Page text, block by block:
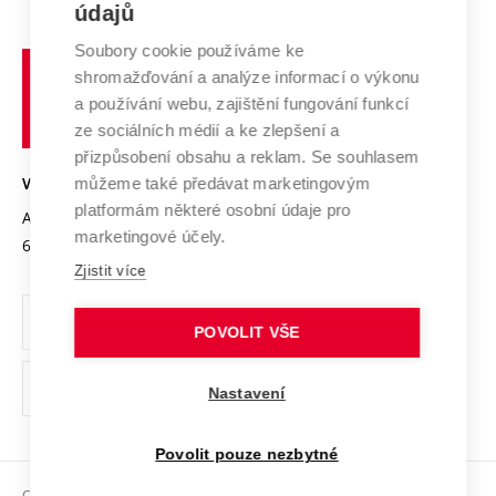
E-přihláška
Systém zajišťování kvality výzkumu
Výzkumné infrastruktury
Transfer znalostí
Open Science
Projekty
Projekty ze strukturálních fondů
Specifický výzkum
Zahraniční spolupráce
Spolupráce se školami
Služby univerzity
Mezinárodní dohody
Univerzitní sítě
Profil univerzity
Udržitelná univerzita
Podnikavá univerzita / ContriBUTe
Bezpečná univerzita
Vyznamenání
Organizační struktura
Ochrana osobních údajů
odkaz)
učení
technické
VYSOKÉ UČENÍ TECHNICKÉ V BRNĚ
Antonínská 548/1
602 00 Brno
www.vut.cz
vut@vutbr.cz
údajů
Soubory cookie používáme ke
shromažďování a analýze informací o výkonu
a používání webu, zajištění fungování funkcí
ze sociálních médií a ke zlepšení a
přizpůsobení obsahu a reklam. Se souhlasem
můžeme také předávat marketingovým
platformám některé osobní údaje pro
marketingové účely.
Zjistit více
POVOLIT VŠE
Nastavení
Povolit pouze nezbytné